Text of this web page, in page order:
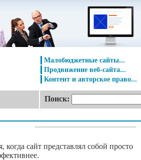
Малобюджетные сайты...
Продвижение веб-сайта...
Контент и авторское право...
Поиск:
сайт представлял собой просто